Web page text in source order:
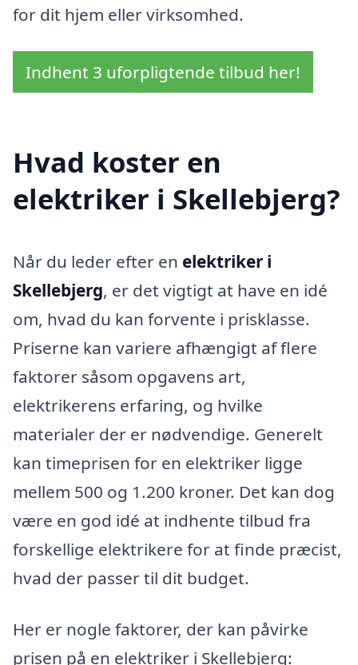
for dit hjem eller virksomhed.
Indhent 3 uforpligtende tilbud her!
Hvad koster en
elektriker i Skellebjerg?
Når du leder efter en elektriker i
Skellebjerg, er det vigtigt at have en idé
om, hvad du kan forvente i prisklasse.
Priserne kan variere afhængigt af flere
faktorer såsom opgavens art,
elektrikerens erfaring, og hvilke
materialer der er nødvendige. Generelt
kan timeprisen for en elektriker ligge
mellem 500 og 1.200 kroner. Det kan dog
være en god idé at indhente tilbud fra
forskellige elektrikere for at finde præcist,
hvad der passer til dit budget.
Her er nogle faktorer, der kan påvirke
prisen på en elektriker i Skellebjerg: